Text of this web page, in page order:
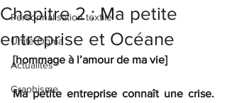
Personnalisation textile
Unité Ogma
Actualités
Graphisme
Chapitre 2 : Ma petite
entreprise et Océane
[hommage à l’amour de ma vie]
Ma petite entreprise connaît une crise.